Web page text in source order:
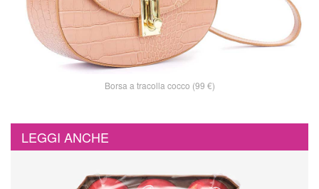
Borsa a tracolla cocco (99 €)
LEGGI ANCHE